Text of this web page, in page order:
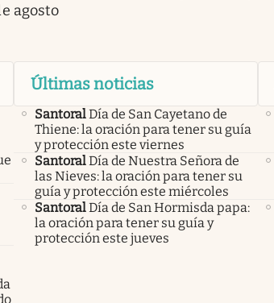
agosto
Últimas noticias
SantoralDía de San Cayetano de
Thiene: la oración para tener su guía
y protección este viernes
SantoralDía de Nuestra Señora de
las Nieves: la oración para tener su
guía y protección este miércoles
SantoralDía de San Hormisda papa:
la oración para tener su guía y
protección este jueves